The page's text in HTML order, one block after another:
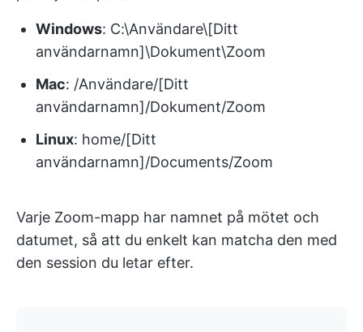
Windows: C:\Användare\[Ditt
användarnamn]\Dokument\Zoom
Mac: /Användare/[Ditt
användarnamn]/Dokument/Zoom
Linux: home/[Ditt
användarnamn]/Documents/Zoom
Varje Zoom-mapp har namnet på mötet och
datumet, så att du enkelt kan matcha den med
den session du letar efter.